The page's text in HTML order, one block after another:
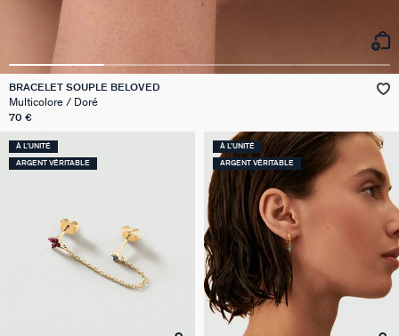
BRACELET SOUPLE BELOVED
Multicolore / Doré
70 €
À L'UNITÉ
ARGENT VÉRITABLE
À L'UNITÉ
ARGENT VÉRITABLE